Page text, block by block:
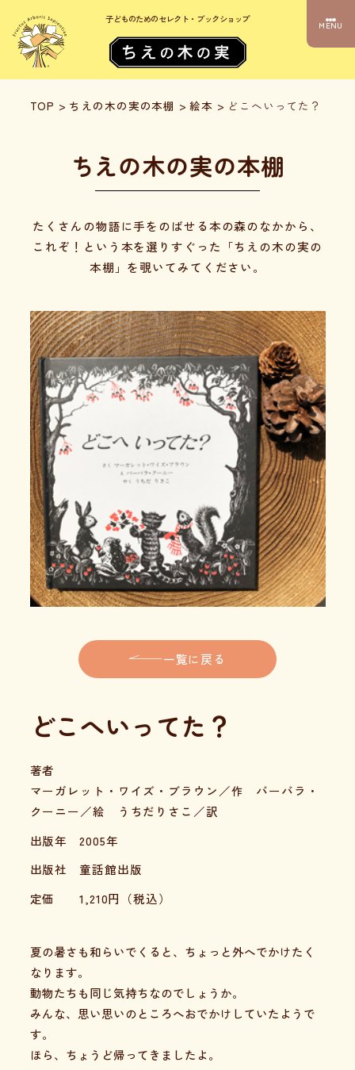
子どものためのセレクト・ブックショップ
MENU
TOP > ちえの木の実の本棚 > 絵本 > どこへいってた？
ちえの木の実の本棚
たくさんの物語に手をのばせる本の森のなかから、
これぞ！という本を選りすぐった「ちえの木の実の
本棚」を覗いてみてください。
一覧に戻る
どこへいってた？
著者
マーガレット・ワイズ・ブラウン／作 バーバラ・
クーニー／絵 うちだりさこ／訳
出版年
2005年
出版社
童話館出版
定価
1,210円（税込）
夏の暑さも和らいでくると、ちょっと外へでかけたく
なります。
動物たちも同じ気持ちなのでしょうか。
みんな、思い思いのところへおでかけしていたようで
す。
ほら、ちょうど帰ってきましたよ。